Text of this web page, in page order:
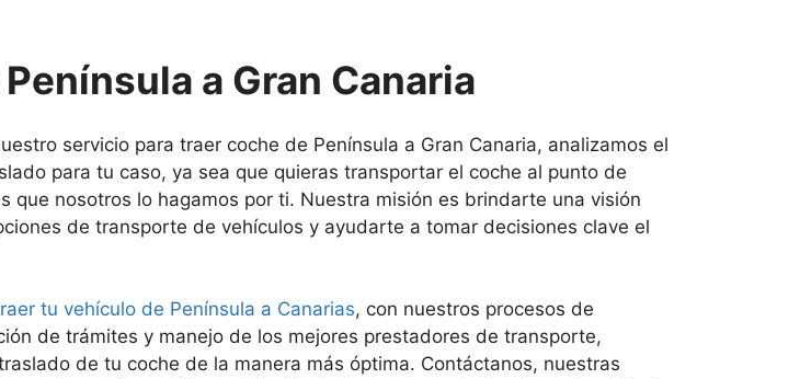
a Gran Canaria
servicio para traer coche de Península a Gran Canaria, analizamos el
para tu caso, ya sea que quieras transportar el coche al punto de
que nosotros lo hagamos por ti. Nuestra misión es brindarte una visión
de transporte de vehículos y ayudarte a tomar decisiones clave el
tu vehículo de Península a Canarias, con nuestros procesos de
de trámites y manejo de los mejores prestadores de transporte,
de tu coche de la manera más óptima. Contáctanos, nuestras